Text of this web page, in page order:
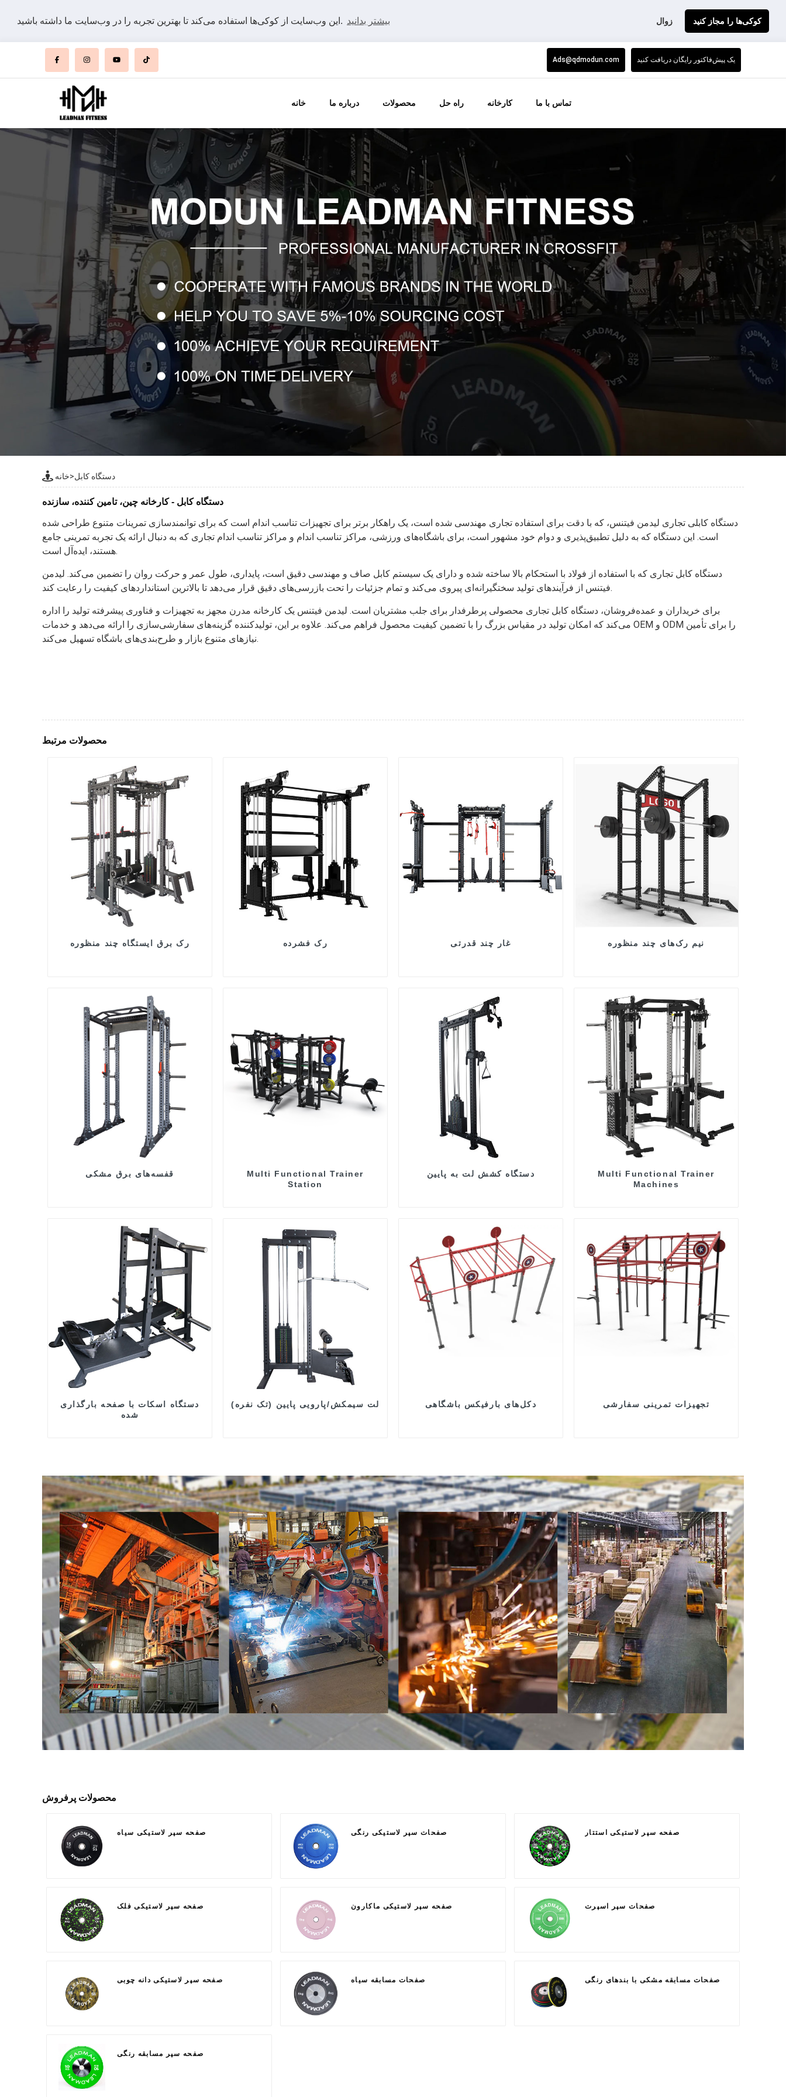
این وب‌سایت از کوکی‌ها استفاده می‌کند تا بهترین تجربه را در وب‌سایت ما داشته باشید. بیشتر بدانید زوال کوکی‌ها را مجاز کنید
Ads@qdmodun.com یک پیش‌فاکتور رایگان دریافت کنید
خانه درباره ما محصولات راه حل کارخانه تماس با ما
خانه>دستگاه کابل
دستگاه کابل - کارخانه چین، تامین کننده، سازنده
دستگاه کابلی تجاری لیدمن فیتنس، که با دقت برای استفاده تجاری مهندسی شده است، یک راهکار برتر برای تجهیزات تناسب اندام است که برای توانمندسازی تمرینات متنوع طراحی شده
است. این دستگاه که به دلیل تطبیق‌پذیری و دوام خود مشهور است، برای باشگاه‌های ورزشی، مراکز تناسب اندام و مراکز تناسب اندام تجاری که به دنبال ارائه یک تجربه تمرینی جامع
هستند، ایده‌آل است.
دستگاه کابل تجاری که با استفاده از فولاد با استحکام بالا ساخته شده و دارای یک سیستم کابل صاف و مهندسی دقیق است، پایداری، طول عمر و حرکت روان را تضمین می‌کند. لیدمن
فیتنس از فرآیندهای تولید سختگیرانه‌ای پیروی می‌کند و تمام جزئیات را تحت بازرسی‌های دقیق قرار می‌دهد تا بالاترین استانداردهای کیفیت را رعایت کند.
برای خریداران و عمده‌فروشان، دستگاه کابل تجاری محصولی پرطرفدار برای جلب مشتریان است. لیدمن فیتنس یک کارخانه مدرن مجهز به تجهیزات و فناوری پیشرفته تولید را اداره
می‌کند که امکان تولید در مقیاس بزرگ را با تضمین کیفیت محصول فراهم می‌کند. علاوه بر این، تولیدکننده گزینه‌های سفارشی‌سازی را ارائه می‌دهد و خدمات OEM و ODM را برای تأمین
نیازهای متنوع بازار و طرح‌بندی‌های باشگاه تسهیل می‌کند.
محصولات مرتبط
رک برق ایستگاه چند منظوره رک فشرده غار چند قدرتی نیم رک‌های چند منظوره
قفسه‌های برق مشکی
Multi Functional Trainer
Station
دستگاه کشش لت به پایین
Multi Functional Trainer
Machines
دستگاه اسکات با صفحه بارگذاری
شده
لت سیمکش/پارویی پایین (تک نفره) دکل‌های بارفیکس باشگاهی تجهیزات تمرینی سفارشی
محصولات پرفروش
صفحه سپر لاستیکی سیاه صفحات سپر لاستیکی رنگی صفحه سپر لاستیکی استتار
صفحه سپر لاستیکی فلک صفحه سپر لاستیکی ماکارون صفحات سپر اسپرت
صفحه سپر لاستیکی دانه چوبی صفحات مسابقه سیاه صفحات مسابقه مشکی با بندهای رنگی
صفحه سپر مسابقه رنگی